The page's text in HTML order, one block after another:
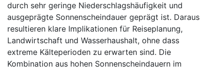
durch sehr geringe Niederschlagshäufigkeit und
ausgeprägte Sonnenscheindauer geprägt ist. Daraus
resultieren klare Implikationen für Reiseplanung,
Landwirtschaft und Wasserhaushalt, ohne dass
extreme Kälteperioden zu erwarten sind. Die
Kombination aus hohen Sonnenscheindauern im